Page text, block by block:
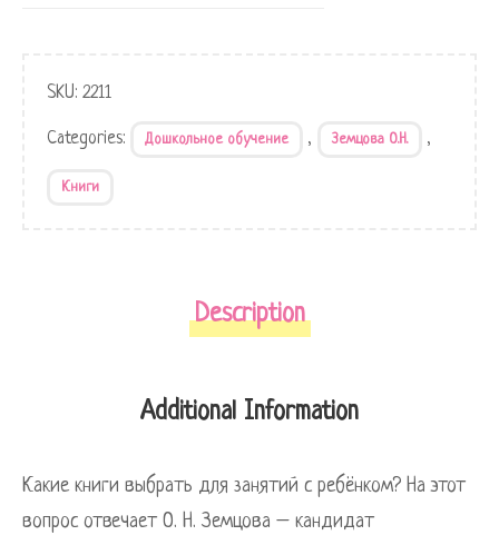
SKU: 2211
Categories: Дошкольное обучение , Земцова О.Н. ,
Книги
Description
Additional Information
Какие книги выбрать для занятий с ребёнком? На этот
вопрос отвечает О. Н. Земцова – кандидат